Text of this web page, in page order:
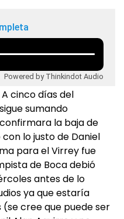
Powered by Thinkindot Audio
cinco días del
sumando
la baja de
lo justo de Daniel
para el Virrey fue
de Boca debió
antes de lo
ya que estaría
cree que puede ser